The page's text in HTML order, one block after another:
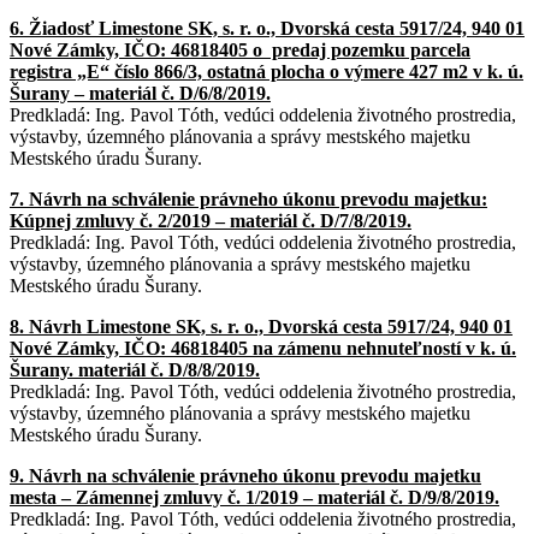
6. Žiadosť Limestone SK, s. r. o., Dvorská cesta 5917/24, 940 01
Nové Zámky, IČO: 46818405 o predaj pozemku parcela
registra „E“ číslo 866/3, ostatná plocha o výmere 427 m2 v k. ú.
Šurany – materiál č. D/6/8/2019.
Predkladá: Ing. Pavol Tóth, vedúci oddelenia životného prostredia,
výstavby, územného plánovania a správy mestského majetku
Mestského úradu Šurany.
7. Návrh na schválenie právneho úkonu prevodu majetku:
Kúpnej zmluvy č. 2/2019– materiál č. D/7/8/2019.
Predkladá: Ing. Pavol Tóth, vedúci oddelenia životného prostredia,
výstavby, územného plánovania a správy mestského majetku
Mestského úradu Šurany.
8. Návrh Limestone SK, s. r. o., Dvorská cesta 5917/24, 940 01
Nové Zámky, IČO: 46818405 na zámenu nehnuteľností v k. ú.
Šurany. materiál č. D/8/8/2019.
Predkladá: Ing. Pavol Tóth, vedúci oddelenia životného prostredia,
výstavby, územného plánovania a správy mestského majetku
Mestského úradu Šurany.
9. Návrh na schválenie právneho úkonu prevodu majetku
mesta – Zámennej zmluvy č. 1/2019 – materiál č. D/9/8/2019.
Predkladá: Ing. Pavol Tóth, vedúci oddelenia životného prostredia,